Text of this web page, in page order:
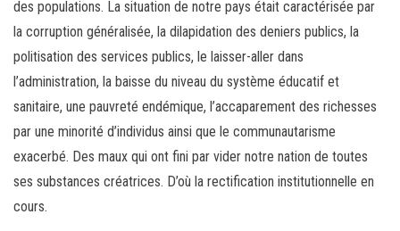
des populations. La situation de notre pays était caractérisée par
la corruption généralisée, la dilapidation des deniers publics, la
politisation des services publics, le laisser-aller dans
l’administration, la baisse du niveau du système éducatif et
sanitaire, une pauvreté endémique, l’accaparement des richesses
par une minorité d’individus ainsi que le communautarisme
exacerbé. Des maux qui ont fini par vider notre nation de toutes
ses substances créatrices. D’où la rectification institutionnelle en
cours.